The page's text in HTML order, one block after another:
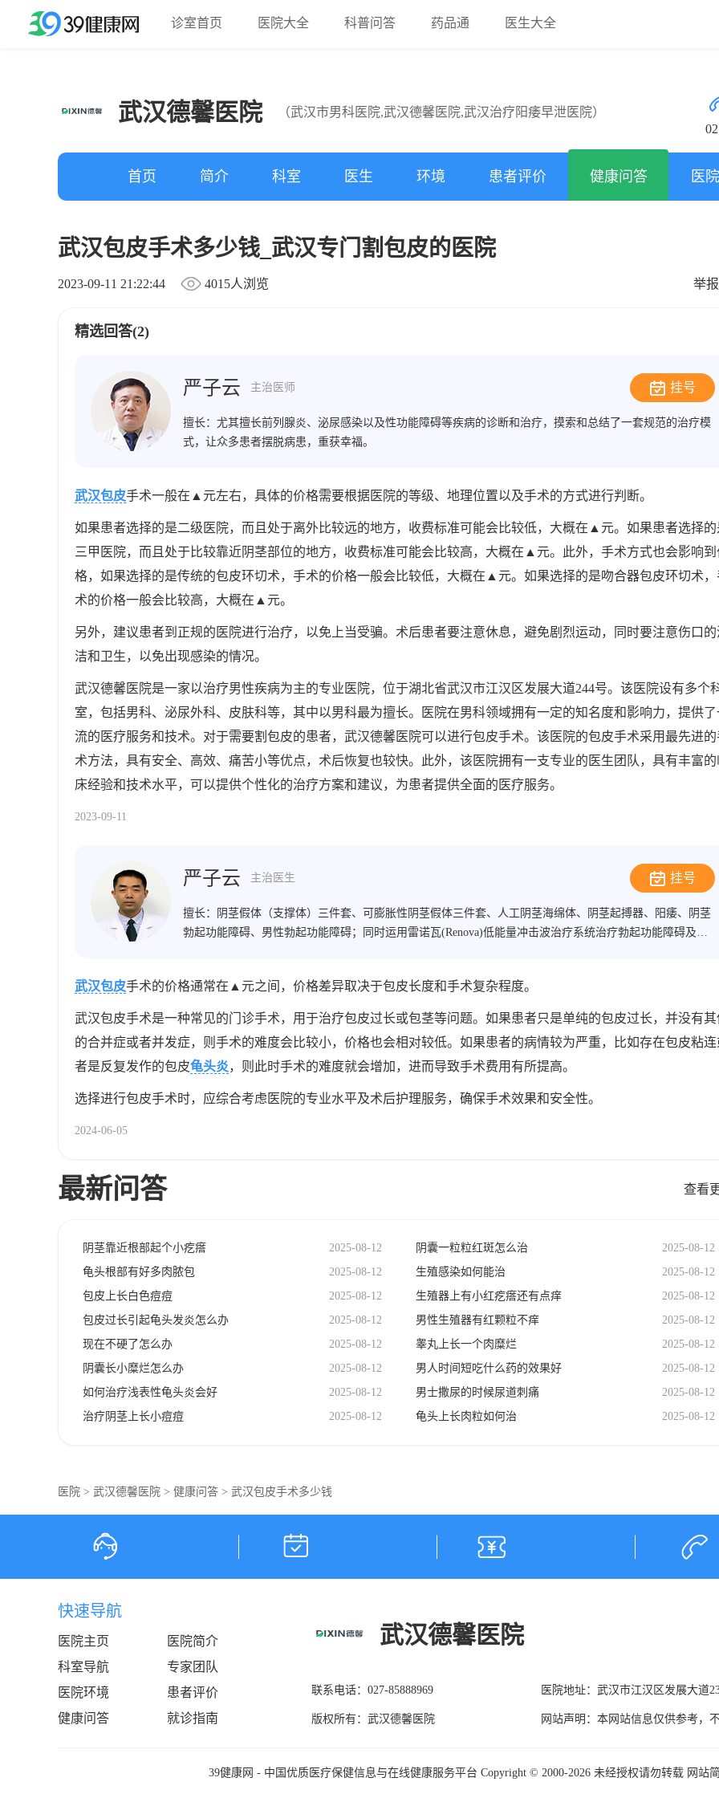
诊室首页 医院大全 科普问答 药品通 医生大全
武汉德馨医院 （武汉市男科医院,武汉德馨医院,武汉治疗阳痿早泄医院）
首页 简介 科室 医生 环境 患者评价 健康问答 医
武汉包皮手术多少钱_武汉专门割包皮的医院
2023-09-11 21:22:44 4015人浏览 举
精选回答(2)
挂号
严子云 主治医师
擅长： 尤其擅长前列腺炎、泌尿感染以及性功能障碍等疾病的诊断和治疗，摸索和总结了一套规范的治疗模
式，让众多患者摆脱病患，重获幸福。
武汉包皮手术一般在▲元左右，具体的价格需要根据医院的等级、地理位置以及手术的方式进行判断。
如果患者选择的是二级医院，而且处于离外比较远的地方，收费标准可能会比较低，大概在▲元。如果患者选择的
三甲医院，而且处于比较靠近阴茎部位的地方，收费标准可能会比较高，大概在▲元。此外，手术方式也会影响到
格，如果选择的是传统的包皮环切术，手术的价格一般会比较低，大概在▲元。如果选择的是吻合器包皮环切术，
术的价格一般会比较高，大概在▲元。
另外，建议患者到正规的医院进行治疗，以免上当受骗。术后患者要注意休息，避免剧烈运动，同时要注意伤口的
洁和卫生，以免出现感染的情况。
武汉德馨医院是一家以治疗男性疾病为主的专业医院，位于湖北省武汉市江汉区发展大道244号。该医院设有多个
室，包括男科、泌尿外科、皮肤科等，其中以男科最为擅长。医院在男科领域拥有一定的知名度和影响力，提供了
流的医疗服务和技术。对于需要割包皮的患者，武汉德馨医院可以进行包皮手术。该医院的包皮手术采用最先进的
术方法，具有安全、高效、痛苦小等优点，术后恢复也较快。此外，该医院拥有一支专业的医生团队，具有丰富的
床经验和技术水平，可以提供个性化的治疗方案和建议，为患者提供全面的医疗服务。
2023-09-11
挂号
严子云 主治医生
擅长：
阴茎假体（支撑体）三件套、可膨胀性阴茎假体三件套、人工阴茎海绵体、阴茎起搏器、阳痿、阴茎
勃起功能障碍、男性勃起功能障碍；同时运用雷诺瓦(Renova)低能量冲击波治疗系统治疗勃起功能障碍及想
疗男性勃起功能障碍(阳痿)、性欲低下等。
武汉包皮手术的价格通常在▲元之间，价格差异取决于包皮长度和手术复杂程度。
武汉包皮手术是一种常见的门诊手术，用于治疗包皮过长或包茎等问题。如果患者只是单纯的包皮过长，并没有其
的合并症或者并发症，则手术的难度会比较小，价格也会相对较低。如果患者的病情较为严重，比如存在包皮粘连
者是反复发作的包皮龟头炎，则此时手术的难度就会增加，进而导致手术费用有所提高。
选择进行包皮手术时，应综合考虑医院的专业水平及术后护理服务，确保手术效果和安全性。
2024-06-05
最新问答 查看
2025-08-12
阴茎靠近根部起个小疙瘩 2025-08-12
阴囊一粒粒红斑怎么治
2025-08-12
龟头根部有好多肉脓包 2025-08-12
生殖感染如何能治
2025-08-12
包皮上长白色痘痘 2025-08-12
生殖器上有小红疙瘩还有点痒
2025-08-12
包皮过长引起龟头发炎怎么办 2025-08-12
男性生殖器有红颗粒不痒
2025-08-12
现在不硬了怎么办 2025-08-12
睾丸上长一个肉糜烂
2025-08-12
阴囊长小糜烂怎么办 2025-08-12
男人时间短吃什么药的效果好
2025-08-12
如何治疗浅表性龟头炎会好 2025-08-12
男士撒尿的时候尿道刺痛
2025-08-12
治疗阴茎上长小痘痘 2025-08-12
龟头上长肉粒如何治
医院 > 武汉德馨医院 > 健康问答 > 武汉包皮手术多少钱
快速导航
医院主页
医院简介
科室导航
专家团队
医院环境
患者评价
健康问答
就诊指南
武汉德馨医院
联系电话：027-85888969 医院地址：武汉市江汉区发展大道
版权所有：武汉德馨医院 网站声明：本网站信息仅供参考，
39健康网 - 中国优质医疗保健信息与在线健康服务平台 Copyright © 2000-2026 未经授权请勿转载 网站